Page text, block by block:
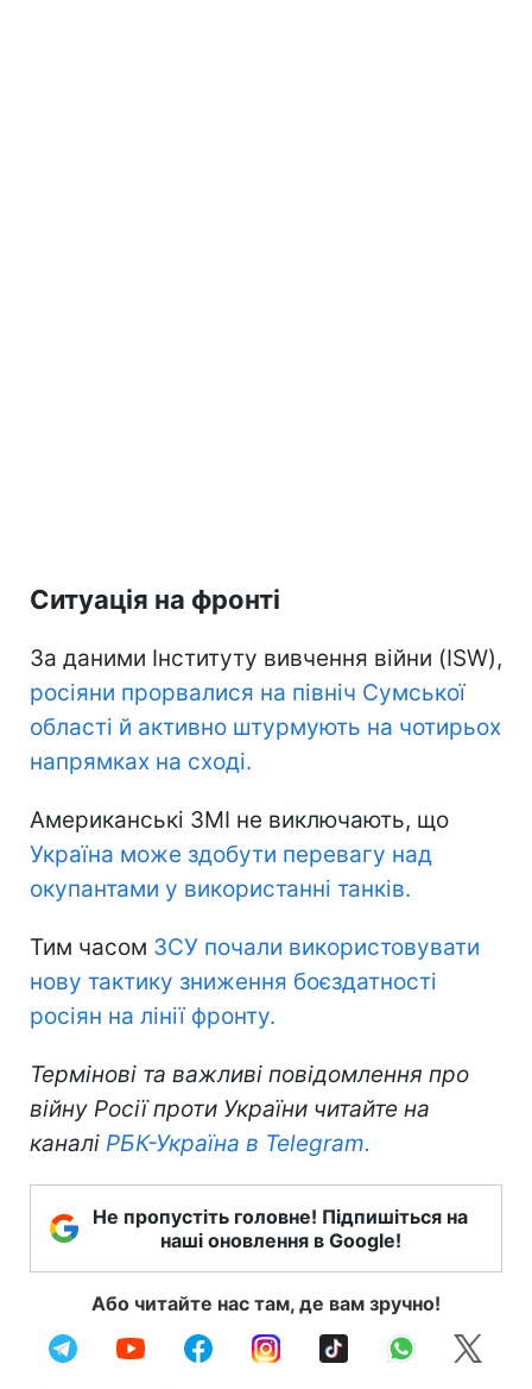
Ситуація на фронті
За даними Інституту вивчення війни (ISW),
росіяни прорвалися на північ Сумської
області й активно штурмують на чотирьох
напрямках на сході.
Американські ЗМІ не виключають, що
Україна може здобути перевагу над
окупантами у використанні танків.
Тим часом ЗСУ почали використовувати
нову тактику зниження боєздатності
росіян на лінії фронту.
Термінові та важливі повідомлення про
війну Росії проти України читайте на
каналі РБК-Україна в Telegram.
Не пропустіть головне! Підпишіться на
наші оновлення в Google!
Або читайте нас там, де вам зручно!